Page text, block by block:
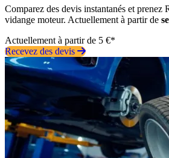
Comparez des devis instantanés et
vidange moteur. Actuellement à partir de
Actuellement à partir de 5 €*
Recevez des devis